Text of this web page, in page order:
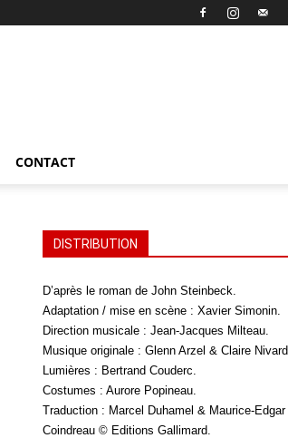
CONTACT
DISTRIBUTION
D’après le roman de John Steinbeck.
Adaptation / mise en scène : Xavier Simonin.
Direction musicale : Jean-Jacques Milteau.
Musique originale : Glenn Arzel & Claire
Lumières : Bertrand Couderc.
Costumes : Aurore Popineau.
Traduction : Marcel Duhamel & Maurice-Edgar
Coindreau © Editions Gallimard.